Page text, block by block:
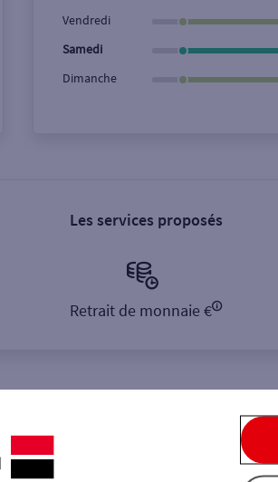
Vendredi
Samedi
Dimanche
Les services proposés
Retrait de monnaie €